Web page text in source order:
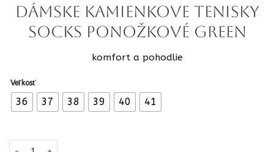
Dámske kamienkove tenisky
socks ponožkové green
komfort a pohodlie
Veľkosť
36 37 38 39 40 41
množstvo Dámske kamienkove tenisky socks ponožkové green